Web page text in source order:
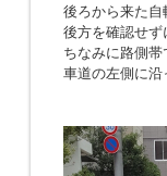
後ろから来た
後方を確認せ
ちなみに路側
車道の左側に沿